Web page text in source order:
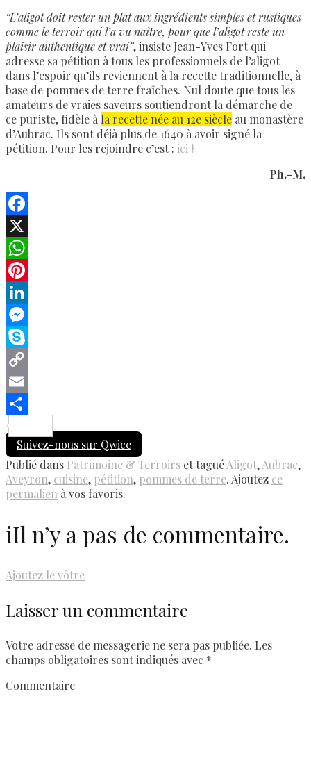
“L’aligot doit rester un plat aux ingrédients simples et rustiques
comme le terroir qui l’a vu naître, pour que l’aligot reste un
plaisir authentique et vrai”, insiste Jean-Yves Fort qui
adresse sa pétition à tous les professionnels de l’aligot
dans l’espoir qu’ils reviennent à la recette traditionnelle, à
base de pommes de terre fraîches. Nul doute que tous les
amateurs de vraies saveurs soutiendront la démarche de
ce puriste, fidèle à la recette née au 12e siècle au monastère
d’Aubrac. Ils sont déjà plus de 1640 à avoir signé la
pétition. Pour les rejoindre c’est : ici !
Ph.-M.
Facebook
X
WhatsApp
Pinterest
LinkedIn
Messenger
Skype
Copy
Link
Email
Suivez-nous sur Qwice
Publié dans Patrimoine & Terroirs et taguéAligot,Aubrac,
Aveyron, cuisine, pétition, pommes de terre. Ajoutez ce
permalien à vos favoris.
iIl n’y a pas de commentaire.
Ajoutez le vôtre
Laisser un commentaire
Votre adresse de messagerie ne sera pas publiée. Les
champs obligatoires sont indiqués avec *
Commentaire